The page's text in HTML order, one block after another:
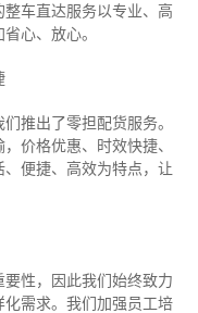
车直达服务以专业、高
心、放心。
推出了零担配货服务。
价格优惠、时效快捷、
便捷、高效为特点，让
性，因此我们始终致力
需求。我们加强员工培